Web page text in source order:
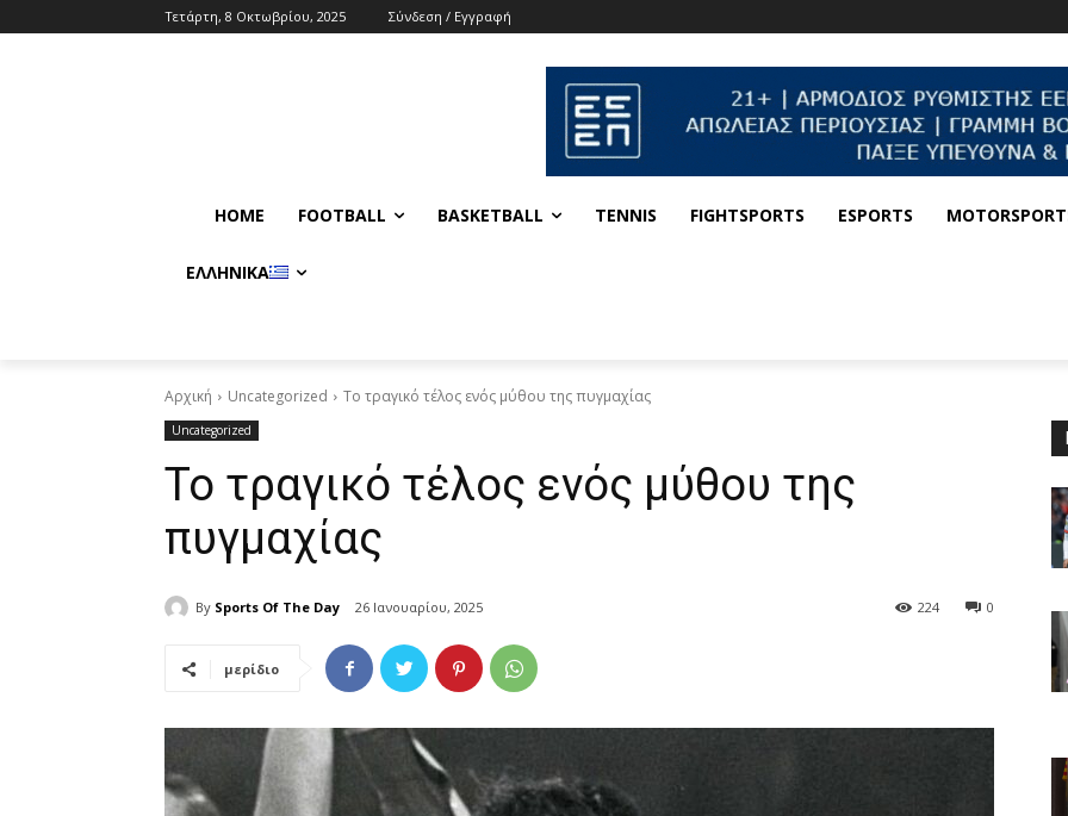
Τετάρτη, 8 Οκτωβρίου, 2025 Σύνδεση / Εγγραφή
HOME FOOTBALL BASKETBALL TENNIS FIGHTSPORTS ESPORTS
ΕΛΛΗΝΙΚΆ
Αρχική Uncategorized Το τραγικό τέλος ενός μύθου της πυγμαχίας
Uncategorized
Το τραγικό τέλος ενός μύθου της
πυγμαχίας
By Sports Of The Day 26 Ιανουαρίου, 2025 0
224
μερίδιο